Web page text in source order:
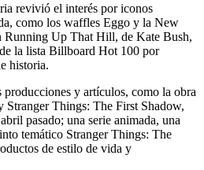
revivió el interés por iconos
como los waffles Eggo y la New
Running Up That Hill, de Kate Bush,
la lista Billboard Hot 100 por
historia.
producciones y artículos, como la obra
Stranger Things: The First Shadow,
pasado; una serie animada, una
temático Stranger Things: The
de estilo de vida y